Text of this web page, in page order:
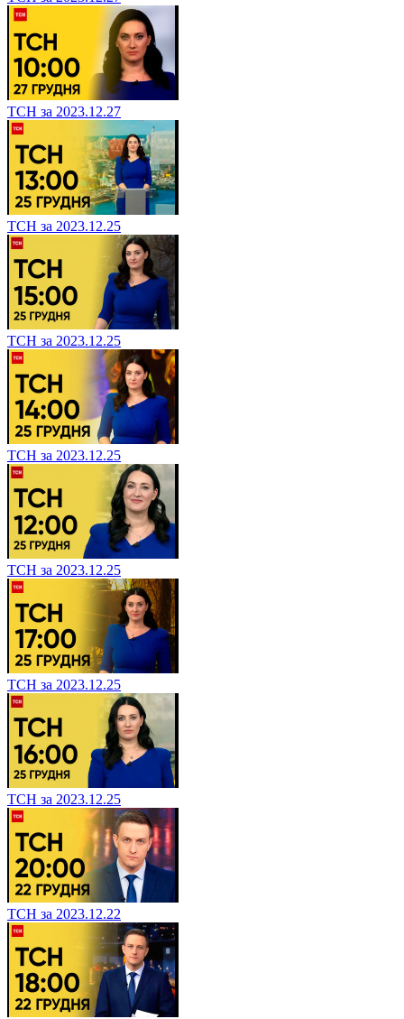
ТСН за 2023.12.27
ТСН за 2023.12.25
ТСН за 2023.12.25
ТСН за 2023.12.25
ТСН за 2023.12.25
ТСН за 2023.12.25
ТСН за 2023.12.25
ТСН за 2023.12.22